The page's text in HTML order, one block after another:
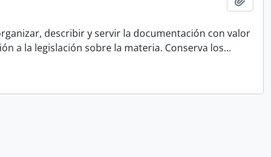
describir y servir la documentación con valor
a la legislación sobre la materia. Conserva los…